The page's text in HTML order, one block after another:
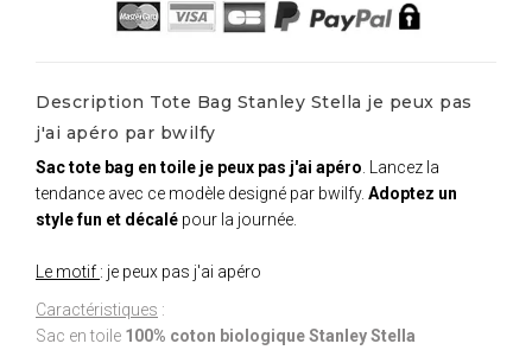
Description Tote Bag Stanley Stella je peux pas
j'ai apéro par bwilfy
Sac tote bag en toile je peux pas j'ai apéro . Lancez la
tendance avec ce modèle designé par bwilfy. Adoptez un
style fun et décalé pour la journée.
Le motif : je peux pas j'ai apéro
Caractéristiques :
Sac en toile 100% coton biologique Stanley Stella